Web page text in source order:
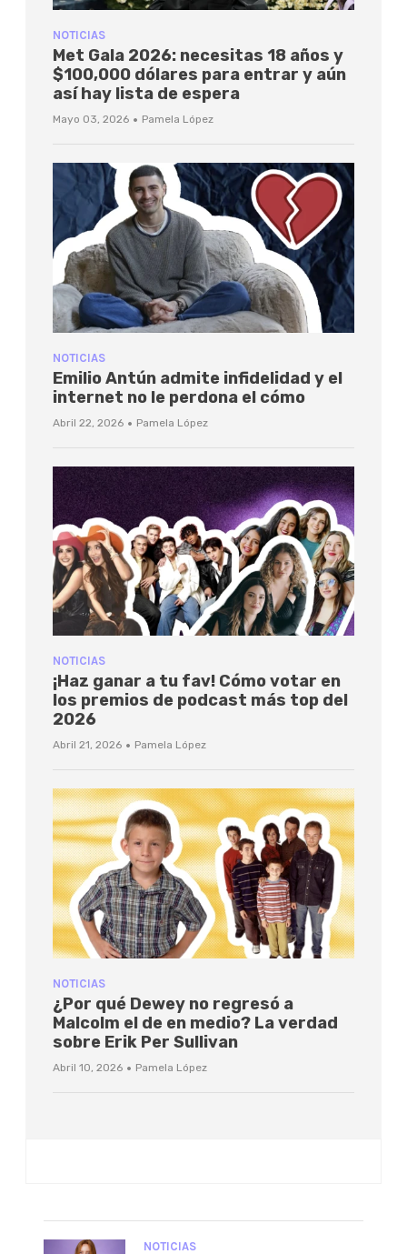
NOTICIAS
Met Gala 2026: necesitas 18 años y
$100,000 dólares para entrar y aún
así hay lista de espera
Mayo 03, 2026 · Pamela López
NOTICIAS
Emilio Antún admite infidelidad y el
internet no le perdona el cómo
Abril 22, 2026 · Pamela López
NOTICIAS
¡Haz ganar a tu fav! Cómo votar en
los premios de podcast más top del
2026
Abril 21, 2026 · Pamela López
NOTICIAS
¿Por qué Dewey no regresó a
Malcolm el de en medio? La verdad
sobre Erik Per Sullivan
Abril 10, 2026 · Pamela López
NOTICIAS